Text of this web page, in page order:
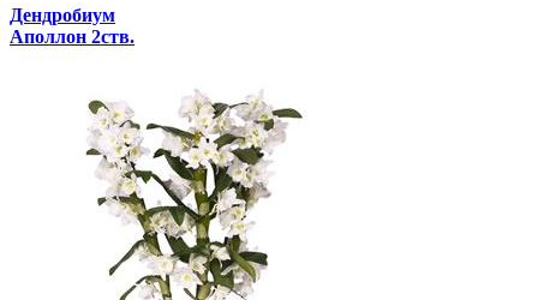
Дендробиум
Аполлон 2ств.